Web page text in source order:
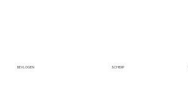
BEVLOGEN SCHERP